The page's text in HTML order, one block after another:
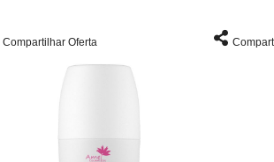
Compartilhar Oferta